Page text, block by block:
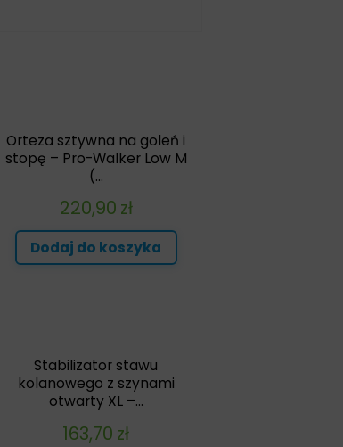
Orteza sztywna na goleń i
stopę – Pro-Walker Low M
(...
220,90 zł
Dodaj do koszyka
Stabilizator stawu
kolanowego z szynami
otwarty XL –...
163,70 zł